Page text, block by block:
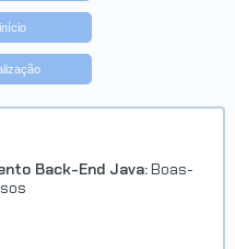
Back-End Java: Boas-